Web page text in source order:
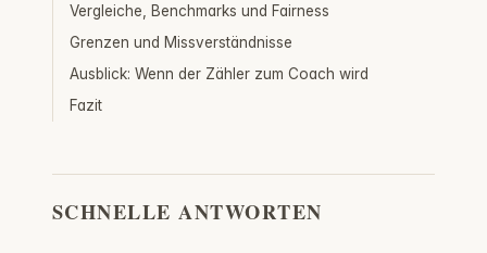
Vergleiche, Benchmarks und Fairness
Grenzen und Missverständnisse
Ausblick: Wenn der Zähler zum Coach wird
Fazit
SCHNELLE ANTWORTEN